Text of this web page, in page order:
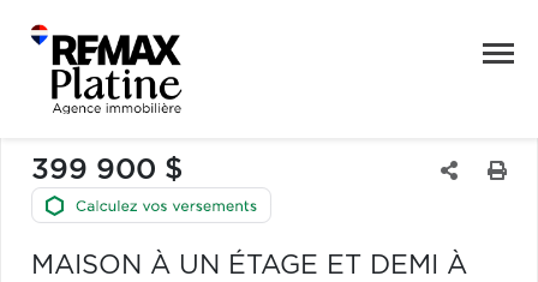
399 900 $
MAISON À UN ÉTAGE ET DEMI À